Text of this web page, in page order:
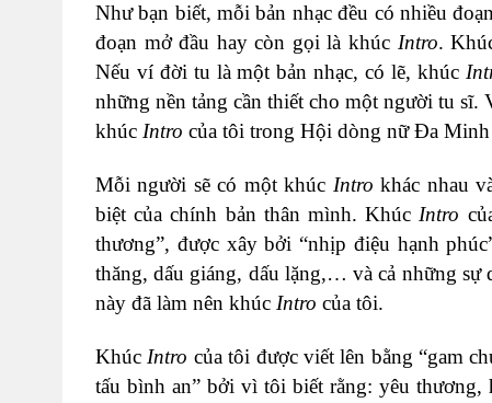
Như bạn biết, mỗi bản nhạc đều có nhiều
đoạn mở đầu hay còn gọi là khúc Intro.
Nếu ví đời tu là một bản nhạc, có lẽ, khúc
những nền tảng cần thiết cho một người tu sĩ.
khúc Intro của tôi trong Hội dòng nữ Đa
Mỗi người sẽ có một khúc Intro khác nhau
biệt của chính bản thân mình. Khúc Intro
thương”, được xây bởi “nhịp điệu hạnh
thăng, dấu giáng, dấu lặng,… và cả những sự
này đã làm nên khúc Intro của tôi.
Khúc Intro của tôi được viết lên bằng “gam
tấu bình an” bởi vì tôi biết rằng: yêu